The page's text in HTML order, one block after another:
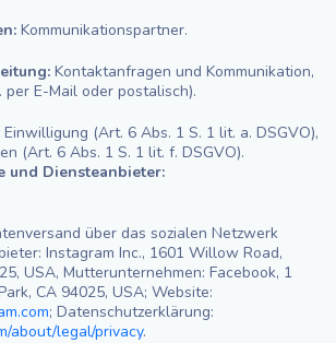
Kommunikationspartner.
Kontaktanfragen und Kommunikation,
per E-Mail oder postalisch).
Einwilligung (Art. 6 Abs. 1 S. 1 lit. a. DSGVO),
(Art. 6 Abs. 1 S. 1 lit. f. DSGVO).
und Diensteanbieter:
über das sozialen Netzwerk
Instagram Inc., 1601 Willow Road,
USA, Mutterunternehmen: Facebook, 1
CA 94025, USA; Website:
; Datenschutzerklärung:
about/legal/privacy.